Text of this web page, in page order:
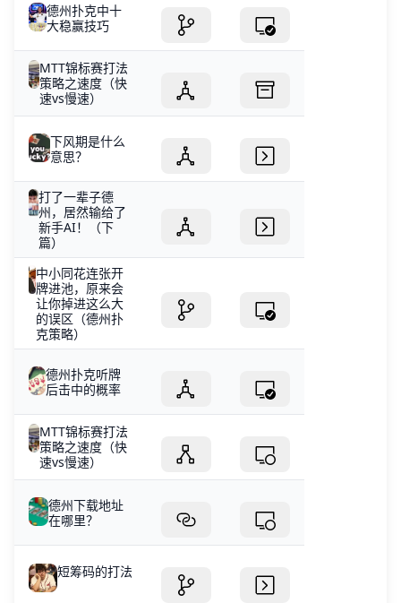
德州扑克中十
大稳赢技巧
MTT锦标赛打法
策略之速度（快
速vs慢速）
下风期是什么
意思？
打了一辈子德
州，居然输给了
新手AI！（下
篇）
中小同花连张开
牌进池，原来会
让你掉进这么大
的误区（德州扑
克策略）
德州扑克听牌
后击中的概率
MTT锦标赛打法
策略之速度（快
速vs慢速）
德州下载地址
在哪里？
短筹码的打法